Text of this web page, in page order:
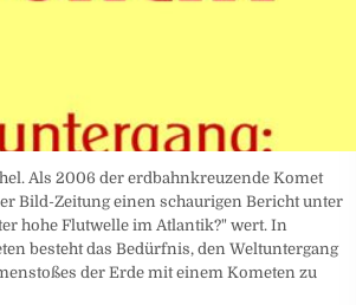
Als 2006 der erdbahnkreuzende Komet
Bild-Zeitung einen schaurigen Bericht unter
hohe Flutwelle im Atlantik?" wert. In
besteht das Bedürfnis, den Weltuntergang
der Erde mit einem Kometen zu